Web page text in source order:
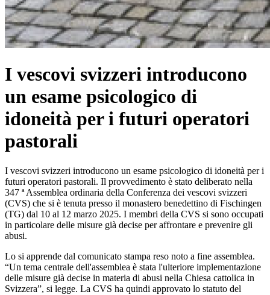
I vescovi svizzeri introducono
un esame psicologico di
idoneità per i futuri operatori
pastorali
I vescovi svizzeri introducono un esame psicologico di idoneità per i
futuri operatori pastorali. Il provvedimento è stato deliberato nella
347 ª Assemblea ordinaria della Conferenza dei vescovi svizzeri
(CVS) che si è tenuta presso il monastero benedettino di Fischingen
(TG) dal 10 al 12 marzo 2025. I membri della CVS si sono occupati
in particolare delle misure già decise per affrontare e prevenire gli
abusi.
Lo si apprende dal comunicato stampa reso noto a fine assemblea.
“Un tema centrale dell'assemblea è stata l'ulteriore implementazione
delle misure già decise in materia di abusi nella Chiesa cattolica in
Svizzera”, si legge. La CVS ha quindi approvato lo statuto del